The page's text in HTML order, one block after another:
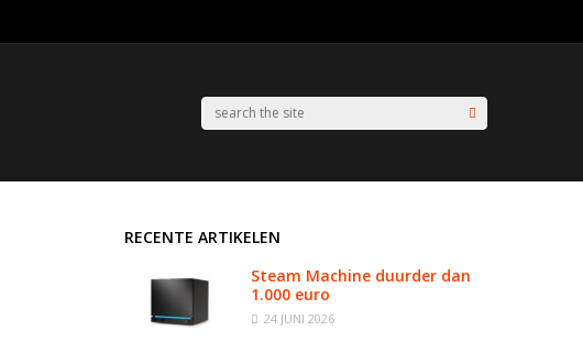
RECENTE ARTIKELEN
Steam Machine duurder dan
1.000 euro
24 JUNI 2026